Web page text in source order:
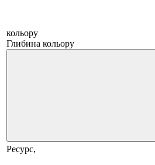
кольору
Глибина кольору
Ресурс,